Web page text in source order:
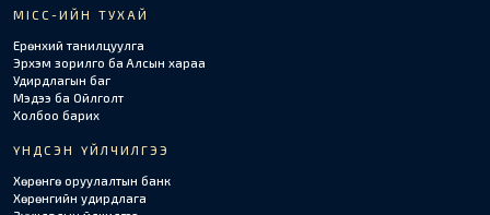
MICC-ИЙН ТУХАЙ
Ерөнхий танилцуулга
Эрхэм зорилго ба Алсын хараа
Удирдлагын баг
Мэдээ ба Ойлголт
Холбоо барих
ҮНДСЭН ҮЙЛЧИЛГЭЭ
Хөрөнгө оруулалтын банк
Хөрөнгийн удирдлага